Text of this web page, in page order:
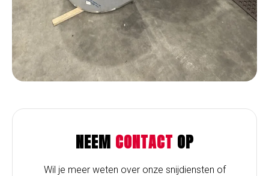
NEEM CONTACT OP
Wil je meer weten over onze snijdiensten of